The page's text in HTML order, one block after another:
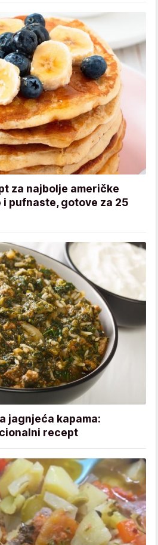
za najbolje američke
pufnaste, gotove za 25
jagnjeća kapama:
recept